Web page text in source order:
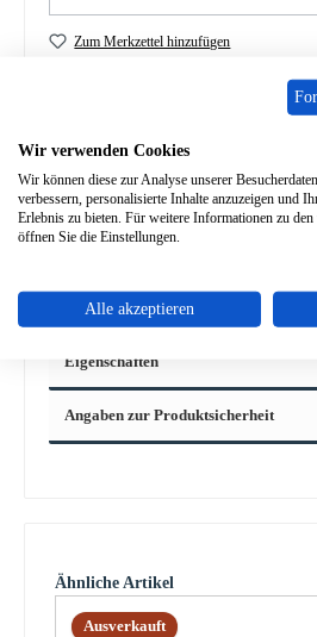
Zum Merkzettel hinzufügen
Frage zum
Beschreibung
hat die Produktion dieses Artikels
Mehr
Eigenschaften
Angaben zur Produktsicherheit
Produktgalerie überspringen
Ähnliche Artikel
Ausverkauft
Wir verwenden Cookies
Wir können diese zur Analyse unserer
verbessern, personalisierte Inhalte anzuzeigen und
Erlebnis zu bieten. Für weitere Informationen zu
öffnen Sie die Einstellungen.
Alle akzeptieren